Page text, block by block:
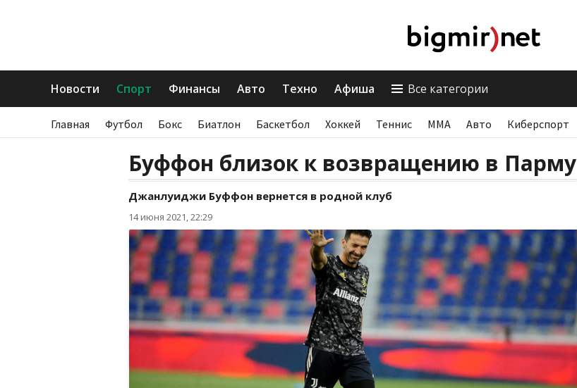
Новости Спорт Финансы Авто Техно Афиша Все категории
Главная Футбол Бокс Биатлон Баскетбол Хоккей Теннис ММА Авто Киберспорт
Буффон близок к возвращению в Парму
Джанлуиджи Буффон вернется в родной клуб
14 июня 2021, 22:29